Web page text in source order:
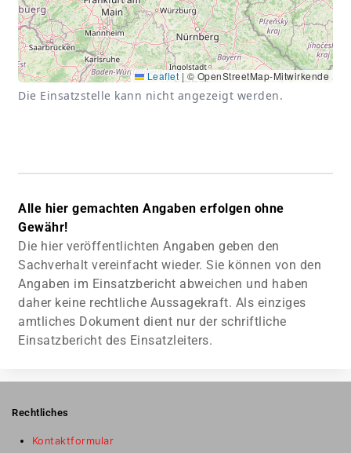
Leaflet | © OpenStreetMap-Mitwirkende
Die Einsatzstelle kann nicht angezeigt werden.
Alle hier gemachten Angaben erfolgen ohne
Gewähr!
Die hier veröffentlichten Angaben geben den
Sachverhalt vereinfacht wieder. Sie können von den
Angaben im Einsatzbericht abweichen und haben
daher keine rechtliche Aussagekraft. Als einziges
amtliches Dokument dient nur der schriftliche
Einsatzbericht des Einsatzleiters.
Rechtliches
Kontaktformular